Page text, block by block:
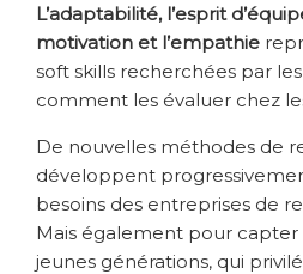
L’adaptabilité, l’esprit
motivation et l’empathie
soft skills recherchées par
comment les évaluer chez
De nouvelles méthodes de
développent
besoins des entreprises de
Mais également pour capter
jeunes générations, qui